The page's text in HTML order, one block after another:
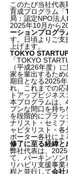
このたび当社代
育成プログラム「
局：認定NPO法人
2025年10月から
ーションプログラ
す。日頃よりご支
上げます。
TOKYO
「TOKYO
（平成26年度）
家を輩出するため
期目となる2025
れ、これまでの応
トアップビジネス
本プログラムは、
プンな間口を持
を段階的にブラ
ナリスト・セミフ
ャピタリスト・
ポーター各社によ
修了に至る経緯と
弊社代表は、
て、パーキンソン
リハビリ支援事
程と並行して会社